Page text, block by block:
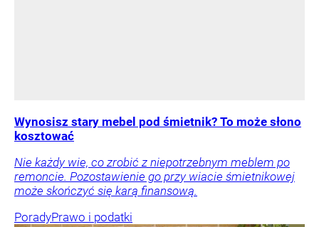
Wynosisz stary mebel pod śmietnik? To może słono
kosztować
Nie każdy wie, co zrobić z niepotrzebnym meblem po
remoncie. Pozostawienie go przy wiacie śmietnikowej
może skończyć się karą finansową.
PoradyPrawo i podatki